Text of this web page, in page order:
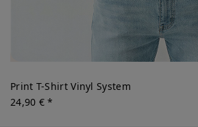
Print T-Shirt Vinyl System
24,90 € *